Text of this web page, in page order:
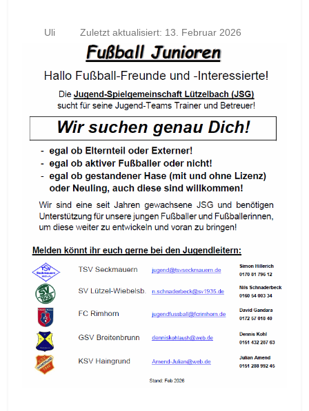
Uli Zuletzt aktualisiert: 13. Februar 2026